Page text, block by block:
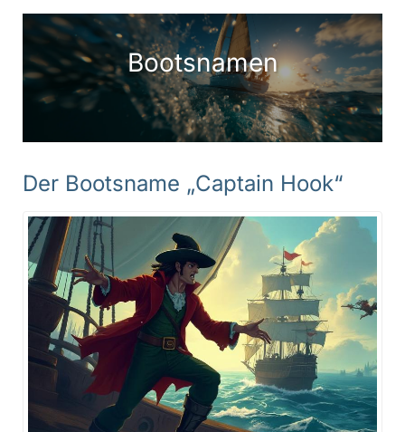
Bootsnamen
Der Bootsname „Captain Hook“